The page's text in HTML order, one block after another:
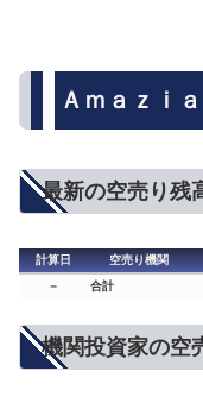
Ａｍａｚｉ
最新の空売り残
計算日 空売り機関
－
合計
機関投資家の空